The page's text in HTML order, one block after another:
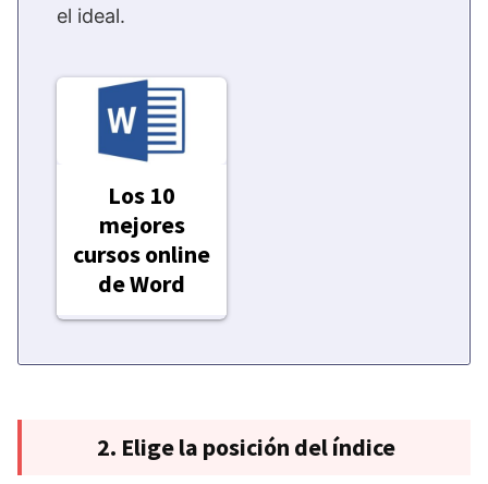
el ideal.
Los 10
mejores
cursos online
de Word
2. Elige la posición del índice